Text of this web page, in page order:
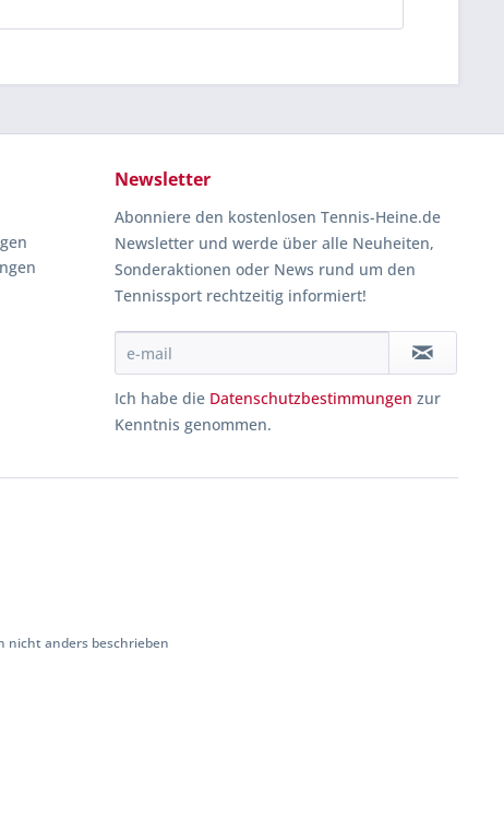
Newsletter
Abonniere den kostenlosen Tennis-Heine.de
Newsletter und werde über alle Neuheiten,
Sonderaktionen oder News rund um den
Tennissport rechtzeitig informiert!
Ich habe die Datenschutzbestimmungen zur
Kenntnis genommen.
nicht anders beschrieben